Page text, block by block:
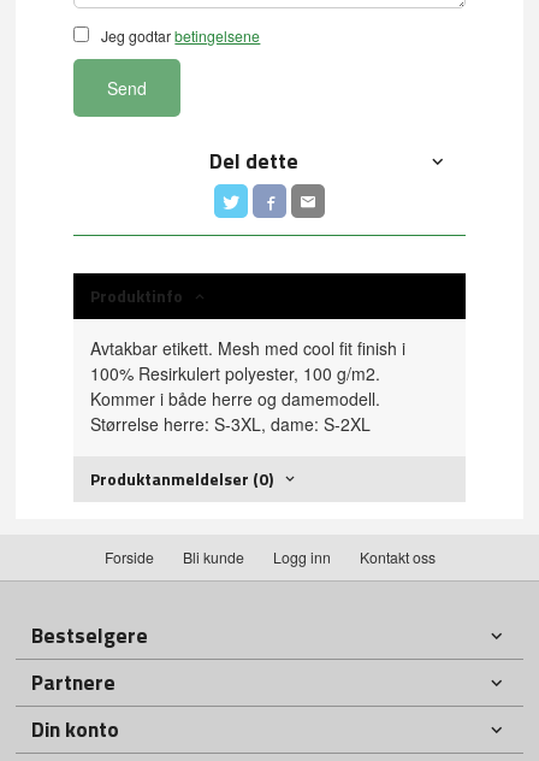
Jeg godtarbetingelsene
Send
Del dette
Produktinfo
Avtakbar etikett. Mesh med cool fit finish i
100% Resirkulert polyester, 100 g/m2.
Kommer i både herre og damemodell.
Størrelse herre: S-3XL, dame: S-2XL
Produktanmeldelser (0)
Forside Bli kunde Logg inn Kontakt oss
Bestselgere
Partnere
Din konto